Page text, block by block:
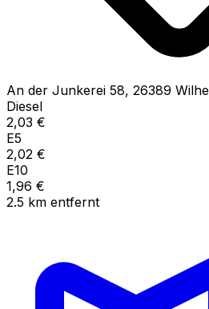
An der Junkerei 58, 26389
Diesel
2,03 €
E5
2,02 €
E10
1,96 €
2.5 km entfernt